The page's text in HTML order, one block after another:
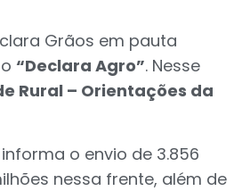
Grãos em pauta
“Declara Agro”. Nesse
Rural – Orientações da
o envio de 3.856
nessa frente, além de